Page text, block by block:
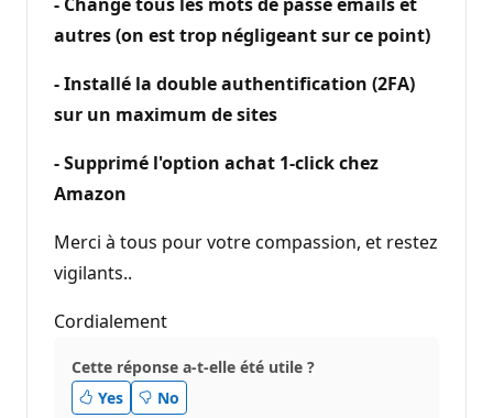
autres (on est trop négligeant sur ce point)
- Installé la double authentification (2FA)
sur un maximum de sites
- Supprimé l'option achat 1-click chez
Amazon
Merci à tous pour votre compassion, et restez
vigilants..
Cordialement
Cette réponse a-t-elle été utile ?
Yes
No